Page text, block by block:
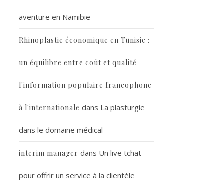
aventure en Namibie
Rhinoplastie économique en Tunisie :
un équilibre entre coût et qualité -
l'information populaire francophone
à l'internationale dans La plasturgie
dans le domaine médical
interim manager dans Un live tchat
pour offrir un service à la clientèle